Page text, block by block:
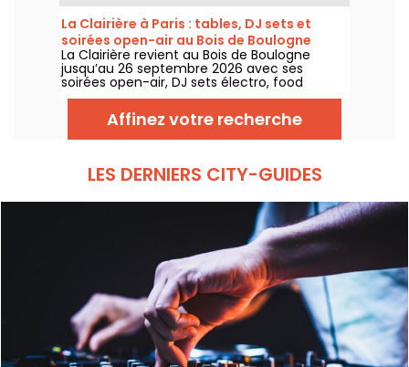
La Clairière à Paris : tables, DJ sets et
soirées open-air au Bois de Boulogne
La Clairière revient au Bois de Boulogne
jusqu’au 26 septembre 2026 avec ses
soirées open-air, DJ sets électro, food
trucks, zone chill et tables à réserver. Installé
au Domaine de Longchamp, ce club en plein
air parisien accueille le public les vendredis
et samedis soir, avec plusieurs temps forts
Affinez votre recherche
LES DERNIERS CITY-GUIDES